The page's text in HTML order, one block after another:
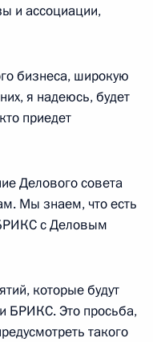
и ассоциации,
бизнеса, широкую
я надеюсь, будет
приедет
Делового совета
Мы знаем, что есть
с Деловым
которые будут
БРИКС. Это просьба,
такого